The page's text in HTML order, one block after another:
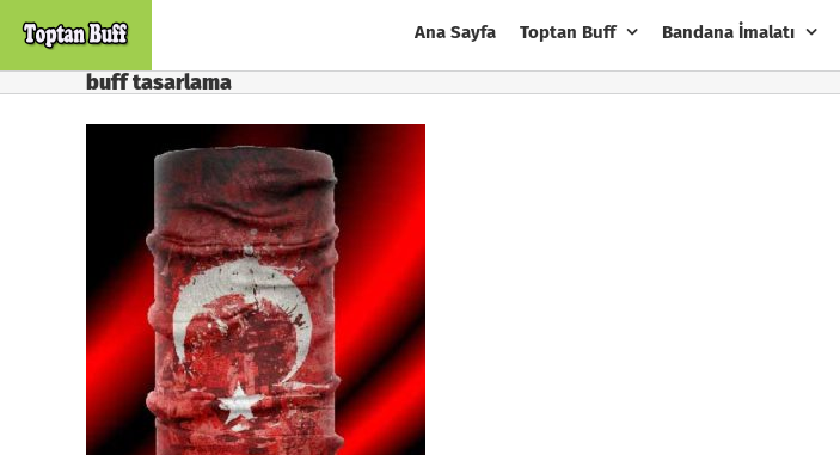
Ana Sayfa Toptan Buff Bandana İmalatı
buff tasarlama